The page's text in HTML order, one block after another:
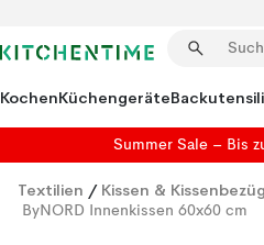
KochenKüchengeräte
Summer Sale – Bis
Textilien / Kissen &
ByNORD Innenkissen 60x60 cm